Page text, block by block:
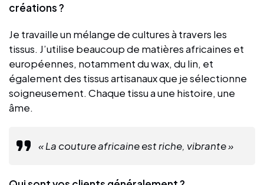
créations ?
Je travaille un mélange de cultures à travers les
tissus. J’utilise beaucoup de matières africaines et
européennes, notamment du wax, du lin, et
également des tissus artisanaux que je sélectionne
soigneusement. Chaque tissu a une histoire, une
âme.
« La couture africaine est riche, vibrante »